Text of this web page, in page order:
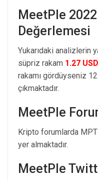
MeetPle 2022
Değerlemesi
Yukarıdaki analizlerin
süpriz rakam 1.27 USD
rakamı gördüyseniz
çıkmaktadır.
MeetPle
Kripto forumlarda
yer almaktadır.
MeetPle